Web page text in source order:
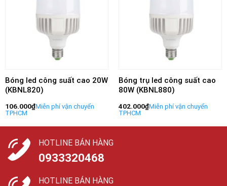
Bóng led công suất cao 20W
(KBNL820)
106.000₫
Bóng trụ led công suất cao
80W (KBNL880)
402.000₫
HOTLINE BÁN HÀNG
0933320468
HOTLINE BÁN HÀNG